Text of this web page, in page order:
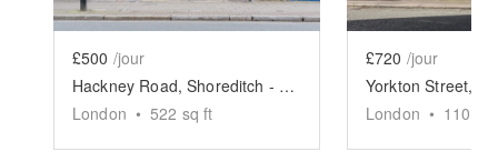
£500 /jour
Hackney Road, Shoreditch - Creative Studio
London • 522 sq ft
£720 /jour
London • 1100